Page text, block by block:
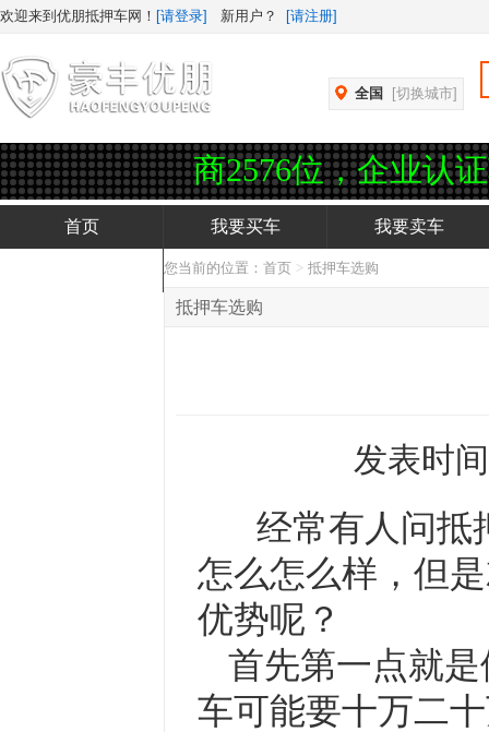
欢迎来到优朋抵押车网！ [请登录] 新用户？ [请注册]
全国 [切换城市]
认证车商2576位，企业认证
首页 我要买车 我要卖车
您当前的位置： 首页 > 抵押车选购
抵押车选购
发表时
经常有人问抵
怎么怎么样，但
优势呢？
首先第一点就
车可能要十万二